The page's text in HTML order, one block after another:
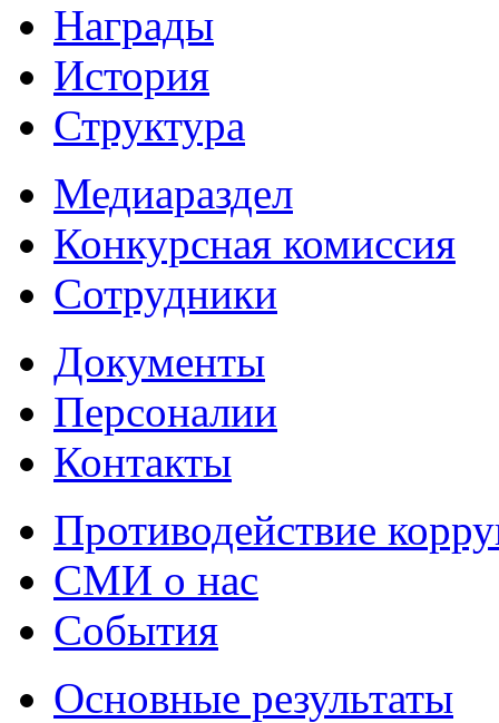
Награды
История
Структура
Медиараздел
Конкурсная комиссия
Сотрудники
Документы
Персоналии
Контакты
Противодействие
СМИ о нас
События
Основные результаты